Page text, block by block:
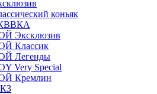
коньяк
Эксклюзив
Классик
Легенды
Very Speсial
Кремлин